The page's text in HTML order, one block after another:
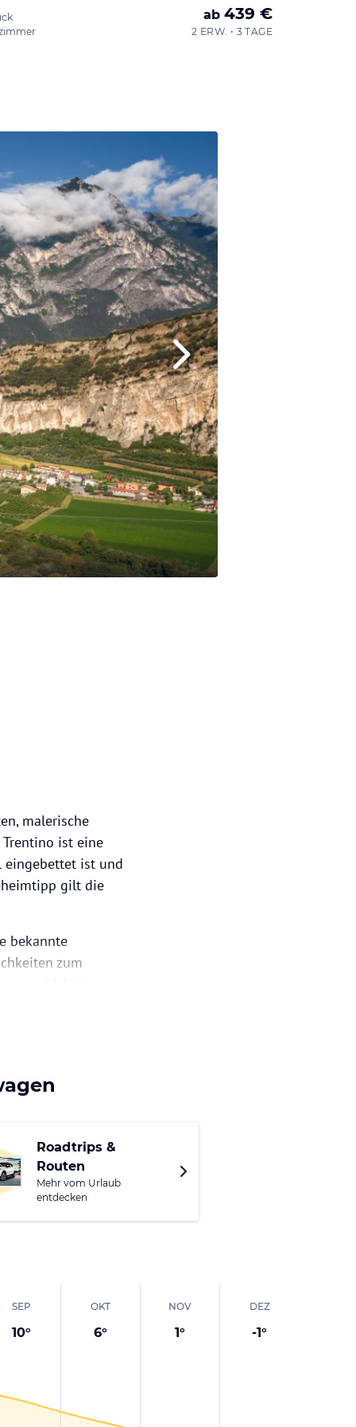
ab 439 €
2 ERW. • 3 TAGE
malerische
ist eine
eingebettet ist und
gilt die
bekannte
zum
von Trient
dominieren antike
für Ausstellungen
der Palio del
buntesten.
Roadtrips &
Routen
Mehr vom Urlaub
entdecken
SEP
10°
OKT
6°
NOV
1°
DEZ
-1°